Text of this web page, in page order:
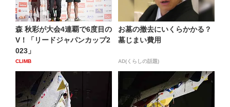
森 秋彩が大会4連覇で6度目の
V！「リードジャパンカップ2
023」
CLIMB
お墓の撤去にいくらかかる？
墓じまい費用
AD(くらしの話題)